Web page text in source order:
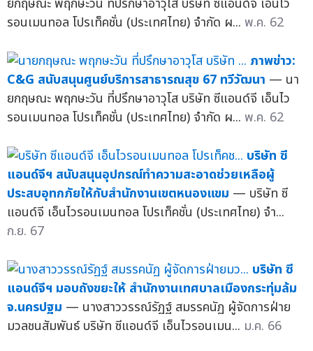
รอนเมนทอล โปรเท็คชั่น (ประเทศไทย) จำกัด ผ... พ.ค. 62
ภาพข่าว:
C&G สนับสนุนศูนย์บริการสาธารณสุข 67 ทวีวัฒนา — นา
ยกฤษณะ พฤกษะวัน ที่ปรึกษาอาวุโส บริษัท ซีแอนด์จี เอ็นไว
รอนเมนทอล โปรเท็คชั่น (ประเทศไทย) จำกัด ผ... พ.ค. 62
บริษัท ซี
แอนด์จีฯ สนับสนุนอุปกรณ์ทำความสะอาดช่วยเหลือผู้
ประสบอุทกภัยให้กับสำนักงานเขตหนองแขม — บริษัท ซี
แอนด์จี เอ็นไวรอนเมนทอล โปรเท็คชั่น (ประเทศไทย) จำ...
ก.ย. 67
บริษัท ซี
แอนด์จีฯ มอบถังขยะให้ สำนักงานเทศบาลเมืองกระทุ่มล้ม
จ.นครปฐม — นางสาววรรณ์รัฏฐ์ สมรรคนัฏ ผู้จัดการฝ่าย
มวลชนสัมพันธ์ บริษัท ซีแอนด์จี เอ็นไวรอนเมน... ม.ค. 66